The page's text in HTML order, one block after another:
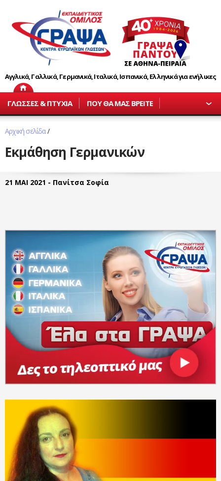
Αγγλικά, Γαλλικά, Γερμανικά, Ιταλικά, Ισπανικά, Ελληνικά για ενήλικες
ΓΛΩΣΣΕΣ & ΠΤΥΧΙΑ ΠΟΥ ΘΑ ΜΑΣ ΒΡΕΙΤΕ
Αρχική σελίδα/
Εκμάθηση Γερμανικών
21 ΜΑΙ 2021 - Πανίτσα Σοφία